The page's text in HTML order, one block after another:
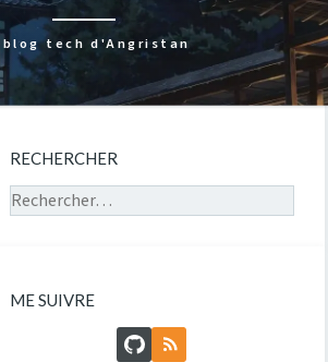
blog tech d'Angristan
RECHERCHER
Rechercher sur le site
ME SUIVRE
GitHubFlux RSS